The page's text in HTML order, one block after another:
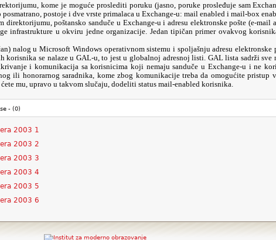
kome je moguće proslediti poruku (jasno, poruke prosleđuje sam
postoje i dve vrste primalaca u Exchange-u: mail enabled i mail-box
poštansko sanduče u Exchange-u i adresu elektronske pošte (e-mail
infrastrukture u okviru jedne organizacije. Jedan tipičan primer ovakvog
nalog u Microsoft Windows operativnom sistemu i spoljašnju adresu elektronske
korisnika se nalaze u GAL-u, to jest u globalnoj adresnoj listi. GAL lista sadrži
i komunikacija sa korisnicima koji nemaju sanduče u Exchange-u i ne
ili honorarnog saradnika, kome zbog komunikacije treba da omogućite pristup
mu, upravo u takvom slučaju, dodeliti status mail-enabled korisnika.
- (0)
2003 1
2003 2
2003 3
2003 4
2003 5
2003 6